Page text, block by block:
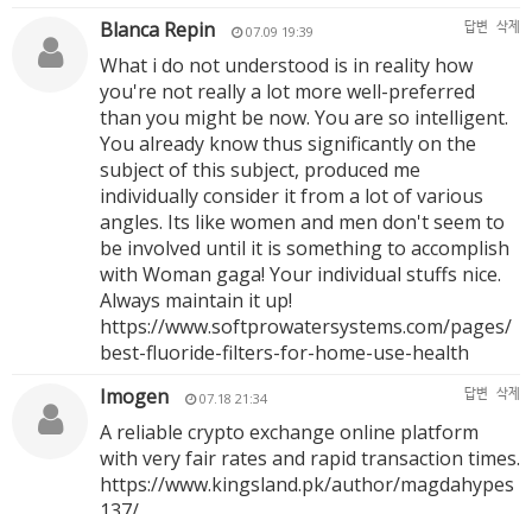
Blanca Repin
07.09 19:39 답변 삭제
What i do not understood is in reality how
you're not really a lot more well-preferred
than you might be now. You are so intelligent.
You already know thus significantly on the
subject of this subject, produced me
individually consider it from a lot of various
angles. Its like women and men don't seem to
be involved until it is something to accomplish
with Woman gaga! Your individual stuffs nice.
Always maintain it up!
https://www.softprowatersystems.com/pages/
best-fluoride-filters-for-home-use-health
Imogen
07.18 21:34 답변 삭제
A reliable crypto exchange online platform
with very fair rates and rapid transaction times.
https://www.kingsland.pk/author/magdahypes